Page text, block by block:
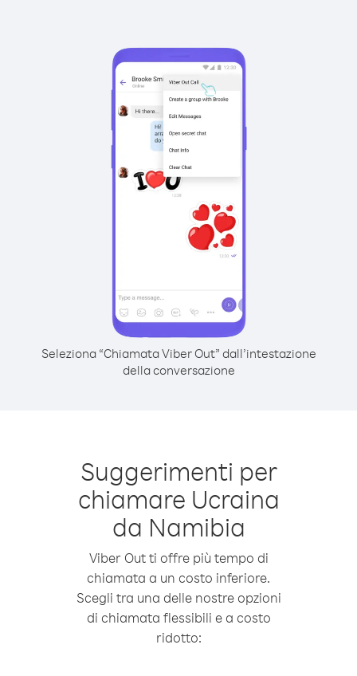
Seleziona “Chiamata Viber Out” dall’intestazione
della conversazione
Suggerimenti per
chiamare Ucraina
da Namibia
Viber Out ti offre più tempo di
chiamata a un costo inferiore.
Scegli tra una delle nostre opzioni
di chiamata flessibili e a costo
ridotto: